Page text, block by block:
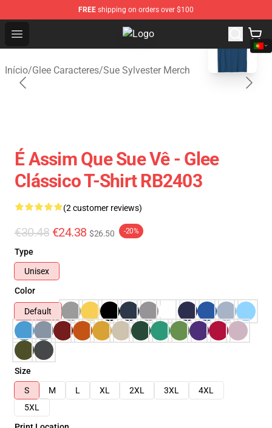
FREE shipping on orders over $100
Open menu Glee Store - Official Glee
Início/Glee Caracteres/Sue Sylvester Merch
blank template
É Assim Que Sue Vê - Glee
Clássico T-Shirt RB2403
(2 customer reviews)
€30.48 €24.38 $26.50 -20%
Type
Unisex
Color
Default
Size
S
M L XL 2XL 3XL
4XL
5XL